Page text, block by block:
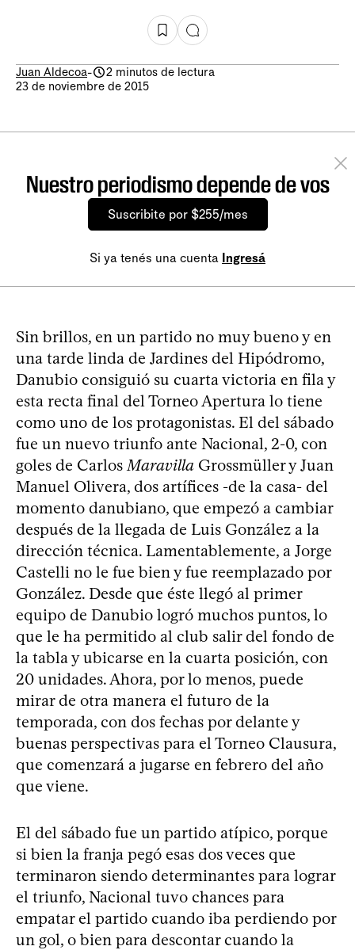
Juan Aldecoa-
2 minutos de lectura
23 de noviembre de 2015
Nuestro periodismo depende de vos
Suscribite por $255/mes
Si ya tenés una cuenta Ingresá
Sin brillos, en un partido no muy bueno y en
una tarde linda de Jardines del Hipódromo,
Danubio consiguió su cuarta victoria en fila y
esta recta final del Torneo Apertura lo tiene
como uno de los protagonistas. El del sábado
fue un nuevo triunfo ante Nacional, 2-0, con
goles de Carlos Maravilla Grossmüller y Juan
Manuel Olivera, dos artífices -de la casa- del
momento danubiano, que empezó a cambiar
después de la llegada de Luis González a la
dirección técnica. Lamentablemente, a Jorge
Castelli no le fue bien y fue reemplazado por
González. Desde que éste llegó al primer
equipo de Danubio logró muchos puntos, lo
que le ha permitido al club salir del fondo de
la tabla y ubicarse en la cuarta posición, con
20 unidades. Ahora, por lo menos, puede
mirar de otra manera el futuro de la
temporada, con dos fechas por delante y
buenas perspectivas para el Torneo Clausura,
que comenzará a jugarse en febrero del año
que viene.
El del sábado fue un partido atípico, porque
si bien la franja pegó esas dos veces que
terminaron siendo determinantes para lograr
el triunfo, Nacional tuvo chances para
empatar el partido cuando iba perdiendo por
un gol, o bien para descontar cuando la